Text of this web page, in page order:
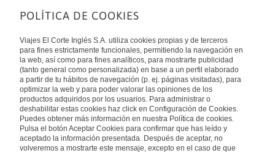
Sobre nosotros
Quiénes somos
Financiación
Sostenibilidad
Turismo accesible
Tarjeta El Corte Inglés
Trabaja con nosotros
El Corte Inglés
Canal Ético
Enlaces de interés
Guías de viaje
Catálogos
Auto check-in
Condiciones Generales
Política de privacidad
Política de cookies
Accesibilidad
Empresas/ Grupos
Internacional
España
Visita nuestro blog
POLÍTICA DE COOKIES
Viajes El Corte Inglés S.A. utiliza cookies propias y de terceros
para fines estrictamente funcionales, permitiendo la navegación en
la web, así como para fines analíticos, para mostrarte publicidad
(tanto general como personalizada) en base a un perfil elaborado
a partir de tu hábitos de navegación (p. ej. páginas visitadas), para
optimizar la web y para poder valorar las opiniones de los
productos adquiridos por los usuarios. Para administrar o
deshabilitar estas cookies haz click en Configuración de Cookies.
Puedes obtener más información en nuestra Política de cookies.
Pulsa el botón Aceptar Cookies para confirmar que has leído y
aceptado la información presentada. Después de aceptar, no
volveremos a mostrarte este mensaje, excepto en el caso de que